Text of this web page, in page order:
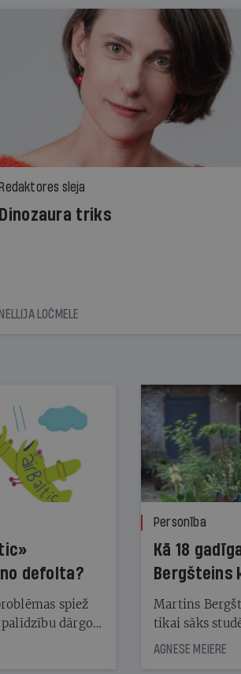
Redaktores sleja
Dinozaura triks
NELLIJA LOČMELE
defolta?
spiež
dārgo
taču
Personība
Kā 18
Bergšteins
laika ziņu
Martins
tikai sāks
bet viņa
AGNESE MEIERE